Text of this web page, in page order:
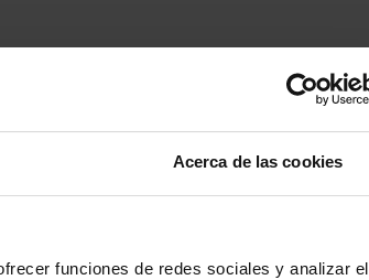
Acerca de las cookies
funciones de redes sociales y analizar el